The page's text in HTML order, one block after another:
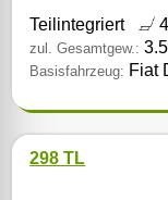
Teilintegriert 4
zul. Gesamtgew.:
Basisfahrzeug: Fiat
298 TL